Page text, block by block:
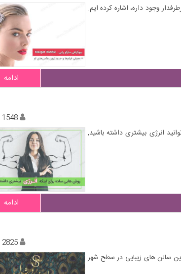
وجود داره، اشاره کرده ایم.
ادامه
1548
انرژی بیشتری داشته باشید,
ادامه
2825
سالن های زیبایی در سطح شهر